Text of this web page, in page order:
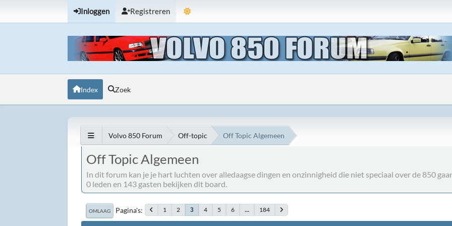
Inloggen Registreren
Index Zoek
Volvo 850 Forum Off-topic Off Topic Algemeen
Off Topic Algemeen
In dit forum kan je je hart luchten over alledaagse dingen en onzinnigheid die niet speciaal over de 850
0 leden en 143 gasten bekijken dit board.
OMLAAG Pagina's 1 2 3 4 5 6 ... 184